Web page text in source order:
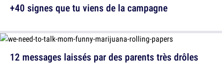
12 messages laissés par des parents très drôles
+40 signes que tu viens de la campagne